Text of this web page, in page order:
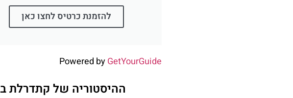
להזמנת כרטיס לחצו כאן
Powered byGetYourGuide
ההיסטוריה של קתדרלת